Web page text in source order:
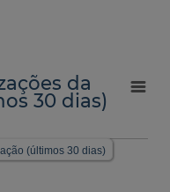
da
30 dias)
(últimos 30 dias)